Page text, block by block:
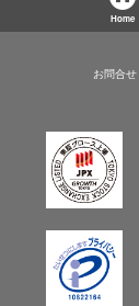
Home
お問合せ